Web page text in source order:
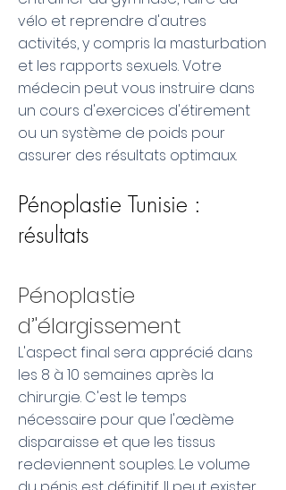
vélo et reprendre d'autres
activités, y compris la masturbation
et les rapports sexuels. Votre
médecin peut vous instruire dans
un cours d'exercices d'étirement
ou un système de poids pour
assurer des résultats optimaux.
Pénoplastie Tunisie :
résultats
Pénoplastie
d’'élargissement
L'aspect final sera apprécié dans
les 8 à 10 semaines après la
chirurgie. C'est le temps
nécessaire pour que l'œdème
disparaisse et que les tissus
redeviennent souples. Le volume